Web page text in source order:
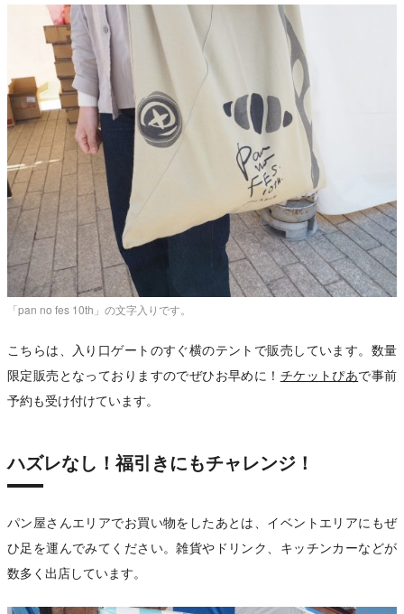
「pan no fes 10th」の文字入りです。
こちらは、入り口ゲートのすぐ横のテントで販売しています。数量
限定販売となっておりますのでぜひお早めに！ チケットぴあで事前
予約も受け付けています。
ハズレなし！福引きにもチャレンジ！
パン屋さんエリアでお買い物をしたあとは、イベントエリアにもぜ
ひ足を運んでみてください。雑貨やドリンク、キッチンカーなどが
数多く出店しています。